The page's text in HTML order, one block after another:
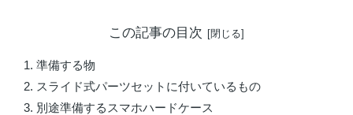
この記事の目次
準備する物
スライド式パーツセットに付いているもの
別途準備するスマホハードケース